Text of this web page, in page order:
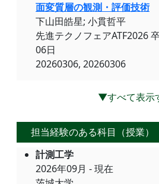
面変質層の観測・評価技術
下山田皓星; 小貫哲平
先進テクノフェアATF2026
06日
20260306, 20260306
▼すべて表示
担当経験のある科目（授業）
計測
2026年09月 - 現在